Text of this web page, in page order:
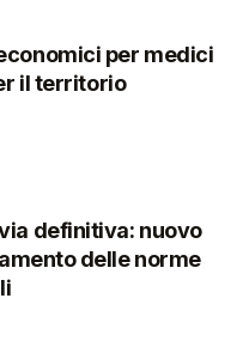
per medici
il territorio
definitiva: nuovo
delle norme